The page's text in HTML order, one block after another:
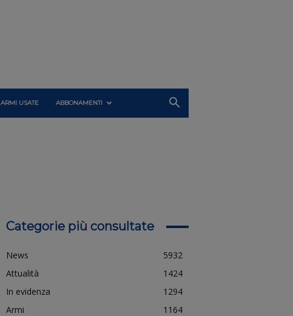
ARMI USATE ABBONAMENTI
Categorie più consultate
News
5932
Attualità
1424
In evidenza
1294
Armi
1164